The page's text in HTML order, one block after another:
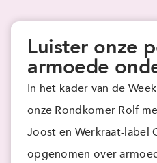
Luister onze
armoede
In het kader van de
onze Rondkomer Rolf
Joost en Werkraat-label
opgenomen over